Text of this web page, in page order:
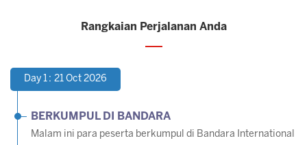
Rangkaian Perjalanan Anda
Day 1 : 21 Oct 2026
BERKUMPUL DI BANDARA
Malam ini para peserta berkumpul di Bandara International